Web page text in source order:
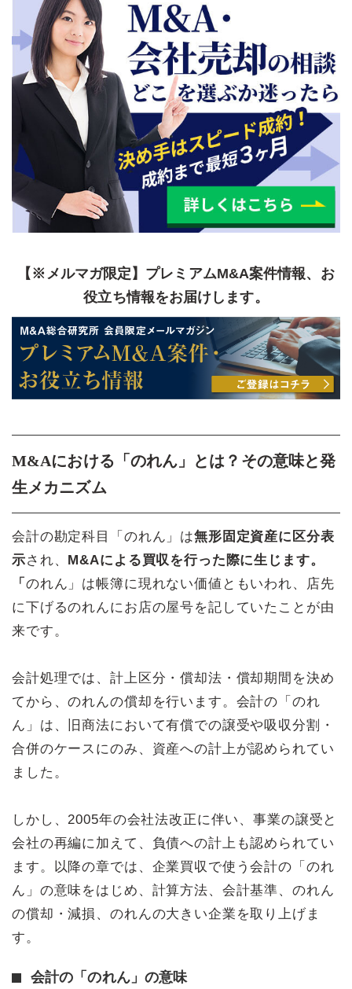
【※メルマガ限定】プレミアムM&A案件情報、お
役立ち情報をお届けします。
M&Aにおける「のれん」とは？その意味と発
生メカニズム
会計の勘定科目「のれん」は無形固定資産に区分表
示され、 M&Aによる買収を行った際に生じます。
「 のれん」は帳簿に現れない価値ともいわれ、店先
に下げるのれんにお店の屋号を記していたことが由
来です。
会計処理では、計上区分・償却法・償却期間を決め
てから、のれんの償却を行います。会計の「のれ
ん」は、旧商法において有償での譲受や吸収分割・
合併のケースにのみ、資産への計上が認められてい
ました。
しかし、2005年の会社法改正に伴い、事業の譲受と
会社の再編に加えて、負債への計上も認められてい
ます。以降の章では、企業買収で使う会計の「のれ
ん」の意味をはじめ、計算方法、会計基準、のれん
の償却・減損、のれんの大きい企業を取り上げま
す。
会計の「のれん」の意味